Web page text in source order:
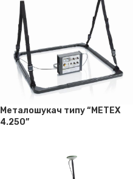
Металошукач типу “METEX
4.250”